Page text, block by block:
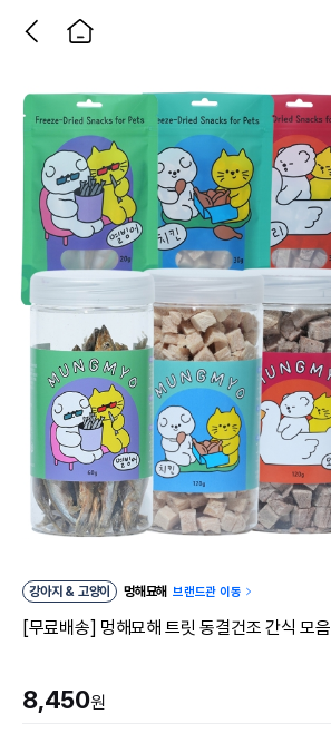
강아지 & 고양이 멍해묘해 브랜드관 이동
[무료배송] 멍해묘해 트릿 동결건조 간식 모음
8,450원